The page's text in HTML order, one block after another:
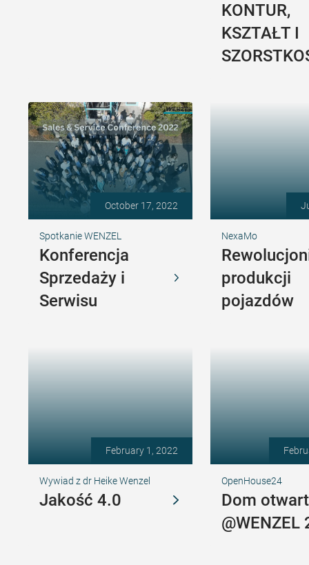
KONTUR,
KSZTAŁT I
October 17, 2022
Spotkanie WENZEL
Konferencja
Sprzedaży i
Serwisu
NexaMo
produkcji
pojazdów
February 1, 2022
Wywiad z dr Heike Wenzel
Jakość 4.0
OpenHouse24
Dom
@WENZEL